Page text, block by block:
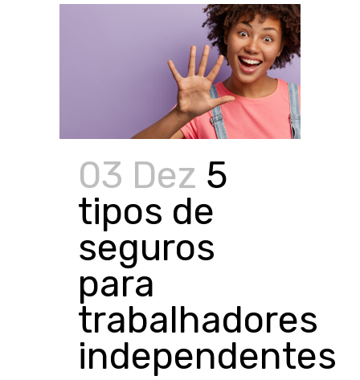
03 Dez 5
tipos de
seguros
para
trabalhadores
independentes